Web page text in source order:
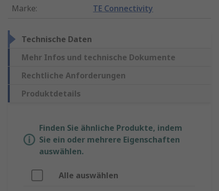
Marke: TE Connectivity
Technische Daten
Mehr Infos und technische Dokumente
Rechtliche Anforderungen
Produktdetails
Finden Sie ähnliche Produkte, indem
Sie ein oder mehrere Eigenschaften
auswählen.
Alle auswählen